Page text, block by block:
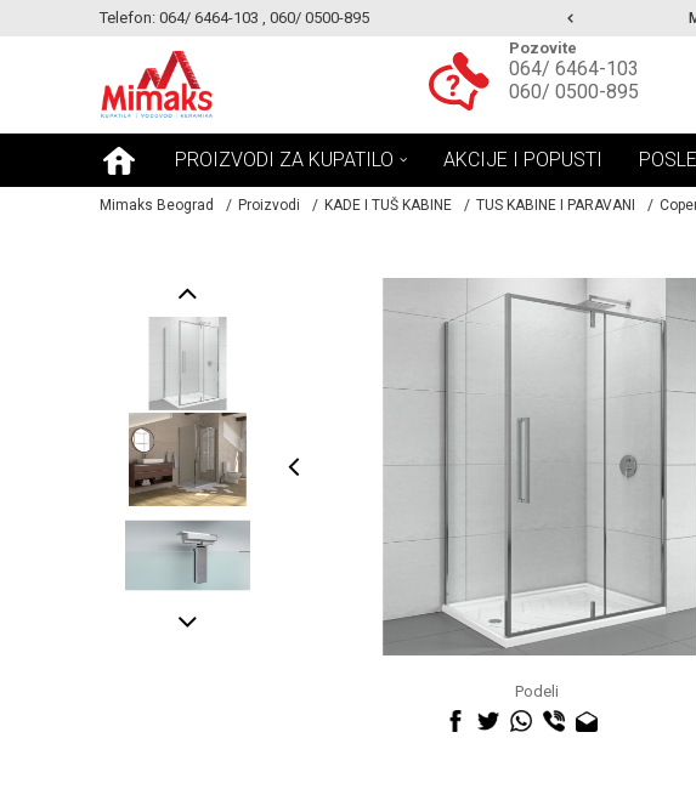
Telefon: 064/ 6464-103 , 060/ 0500-895
MOGUCNOST MONTAŽE PROIZVODA
Pozovite
064/ 6464-103
060/ 0500-895
PROIZVODI ZA KUPATILO AKCIJE I POPUSTI
Mimaks Beograd Proizvodi KADE I TUŠ KABINE TUS KABINE I PARAVANI
Podeli